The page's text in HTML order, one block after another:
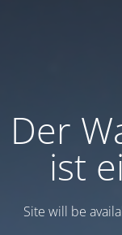
Der
ist
Site will be